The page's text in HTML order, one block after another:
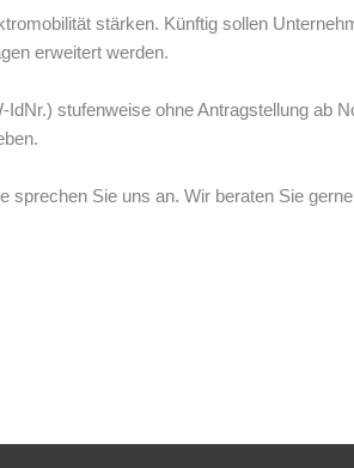
stärken. Künftig sollen
erweitert werden.
stufenweise ohne Antragstellung ab
sprechen Sie uns an. Wir beraten Sie gerne